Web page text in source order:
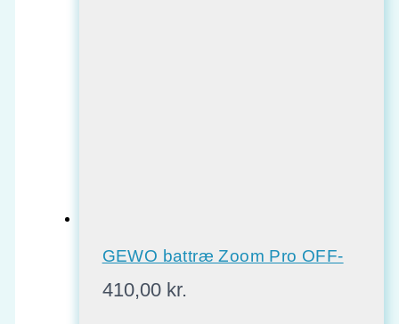
GEWO battræ Zoom Pro OFF-
410,00 kr.